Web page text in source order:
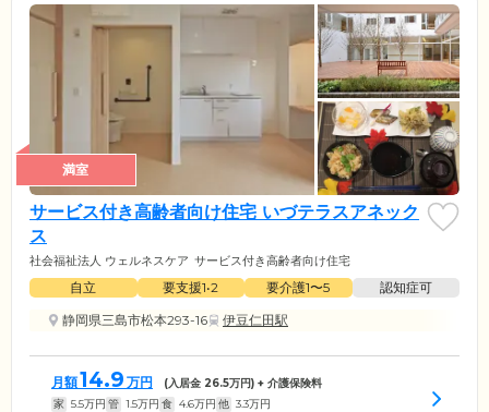
満室
サービス付き高齢者向け住宅 いづテラスアネック
ス
社会福祉法人 ウェルネスケア サービス付き高齢者向け住宅
自立 要支援1•2 要介護1〜5
認知症可
静岡県三島市松本293-16
伊豆仁田駅
月額14.9 万円 (入居金 26.5万円) + 介護保険料
家 5.5万円 管 1.5万円 食 4.6万円 他 3.3万円